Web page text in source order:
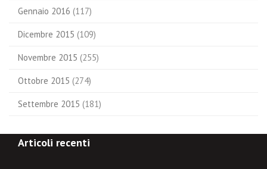
Gennaio 2016 (117)
Dicembre 2015 (109)
Novembre 2015 (255)
Ottobre 2015 (274)
Settembre 2015 (181)
Articoli recenti